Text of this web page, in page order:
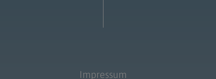
Impressum